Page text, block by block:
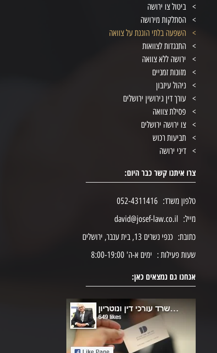
ביטול צו ירושה
הסתלקות מירושה
השפעה בלתי הוגנת על צוואה
התנגדות לצוואות
ירושה ללא צוואה
מזונות זמניים
ניהול עיזבון
עורך דין גירושין ירושלים
פסילת צוואה
צו ירושה ירושלים
תביעות רכוש
דיני ירושה
צרו איתנו קשר כבר היום:
טלפון משרד: 052-4311416
מייל: david@josef-law.co.il
כתובת: כנפי נשרים 13, בית ענבר, ירושלים
שעות פעילות : ימים א-ה' 8:00-19:00
אנחנו גם נמצאים כאן: